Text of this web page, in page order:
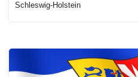
Schleswig-Holstein